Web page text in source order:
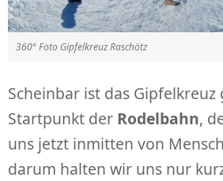
360° Foto Gipfelkreuz Raschötz
Scheinbar ist das
Startpunkt der Rodelbahn,
uns jetzt inmitten von
darum halten wir uns nur